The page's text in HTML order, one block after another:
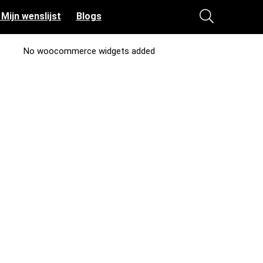
wenslijst Blogs
No woocommerce widgets added